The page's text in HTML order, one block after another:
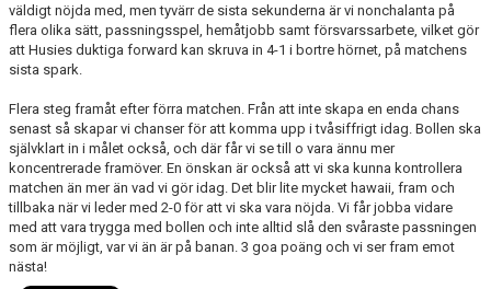
väldigt nöjda med, men tyvärr de sista sekunderna är vi nonchalanta på
flera olika sätt, passningsspel, hemåtjobb samt försvarssarbete, vilket gör
att Husies duktiga forward kan skruva in 4-1 i bortre hörnet, på matchens
sista spark.
Flera steg framåt efter förra matchen. Från att inte skapa en enda chans
senast så skapar vi chanser för att komma upp i tvåsiffrigt idag. Bollen ska
självklart in i målet också, och där får vi se till o vara ännu mer
koncentrerade framöver. En önskan är också att vi ska kunna kontrollera
matchen än mer än vad vi gör idag. Det blir lite mycket hawaii, fram och
tillbaka när vi leder med 2-0 för att vi ska vara nöjda. Vi får jobba vidare
med att vara trygga med bollen och inte alltid slå den svåraste passningen
som är möjligt, var vi än är på banan. 3 goa poäng och vi ser fram emot
nästa!